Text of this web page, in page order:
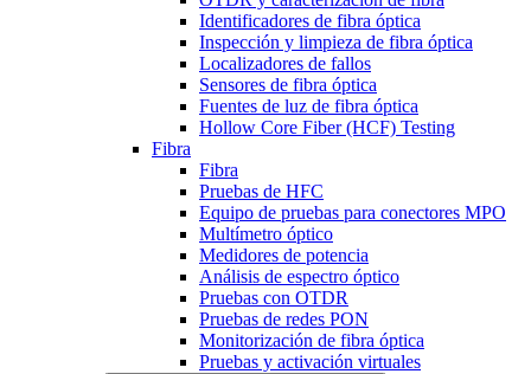
Identificadores de fibra óptica
Inspección y limpieza de fibra óptica
Localizadores de fallos
Sensores de fibra óptica
Fuentes de luz de fibra óptica
Hollow Core Fiber (HCF) Testing
Fibra
Fibra
Pruebas de HFC
Equipo de pruebas para conectores MPO
Multímetro óptico
Medidores de potencia
Análisis de espectro óptico
Pruebas con OTDR
Pruebas de redes PON
Monitorización de fibra óptica
Pruebas y activación virtuales